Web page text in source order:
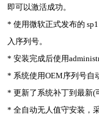
即可以激活成功。
* 使用微软正式发布的
入序列号。
* 安装完成后使用
* 系统使用OEM序列号自
* 更新了系统补丁到最新(
* 全自动无人值守安装，